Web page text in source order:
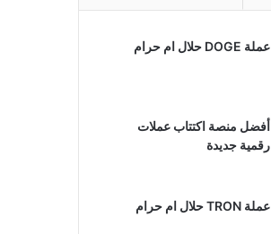
عملة DOGE حلال ام حرام
أفضل منصة اكتتاب عملات
رقمية جديدة
عملة TRON حلال ام حرام​